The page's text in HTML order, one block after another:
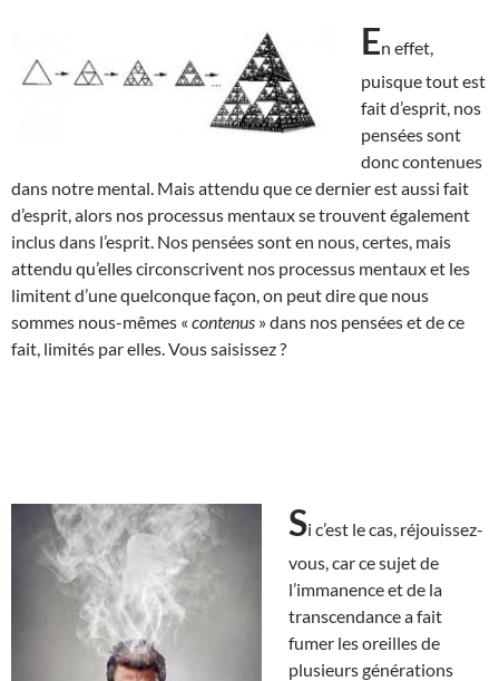
En effet,
puisque tout est
fait d’esprit, nos
pensées sont
donc contenues
dans notre mental. Mais attendu que ce dernier est aussi fait
d’esprit, alors nos processus mentaux se trouvent également
inclus dans l’esprit. Nos pensées sont en nous, certes, mais
attendu qu’elles circonscrivent nos processus mentaux et les
limitent d’une quelconque façon, on peut dire que nous
sommes nous-mêmes « contenus » dans nos pensées et de ce
fait, limités par elles. Vous saisissez ?
Si c’est le cas, réjouissez-
vous, car ce sujet de
l’immanence et de la
transcendance a fait
fumer les oreilles de
plusieurs générations